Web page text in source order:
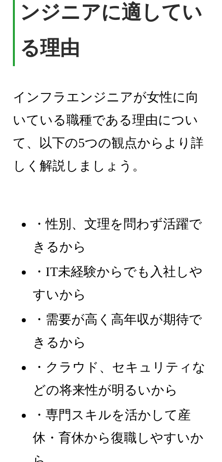
ンジニアに適してい
る理由
インフラエンジニアが女性に向
いている職種である理由につい
て、以下の5つの観点からより詳
しく解説しましょう。
・性別、文理を問わず活躍で
きるから
・IT未経験からでも入社しや
すいから
・需要が高く高年収が期待で
きるから
・クラウド、セキュリティな
どの将来性が明るいから
・専門スキルを活かして産
休・育休から復職しやすいか